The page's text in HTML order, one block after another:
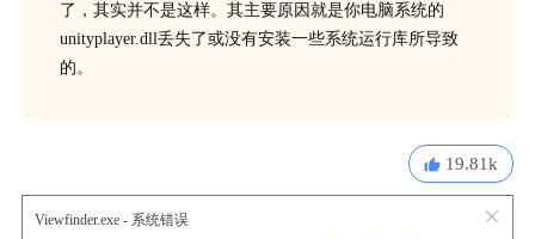
了，其实并不是这样。其主要原因就是你电脑系统的
unityplayer.dll丢失了或没有安装一些系统运行库所导致
的。
19.81k
Viewfinder.exe - 系统错误